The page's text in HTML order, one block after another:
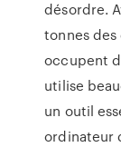
désordre.
tonnes des
occupent
utilise
un outil
ordinateur